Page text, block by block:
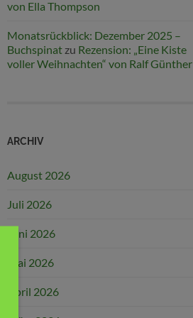
von Ella Thompson
Monatsrückblick: Dezember 2025 –
Buchspinat zu Rezension: „Eine Kiste
voller Weihnachten“ von Ralf Günther
ARCHIV
August 2026
Juli 2026
Juni 2026
Mai 2026
April 2026